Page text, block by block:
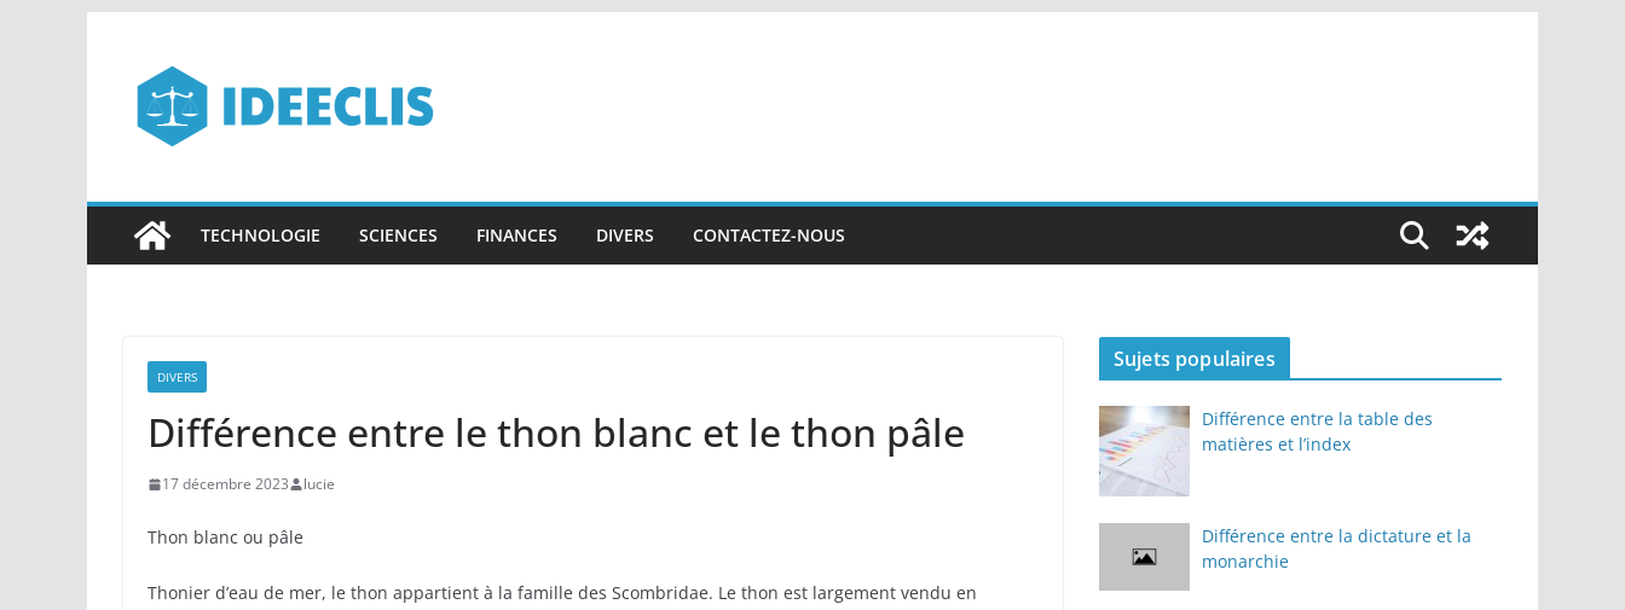
contenu
TECHNOLOGIE SCIENCES FINANCES DIVERS CONTACTEZ-NOUS
DIVERS
Différence entre le thon blanc et le thon pâle
17 décembre 2023 lucie
Thon blanc ou pâle
Thonier d’eau de mer, le thon appartient à la famille des Scombridae. Le thon est largement vendu en
Sujets populaires
Différence entre la table des
matières et l’index
Différence entre la dictature et la
monarchie